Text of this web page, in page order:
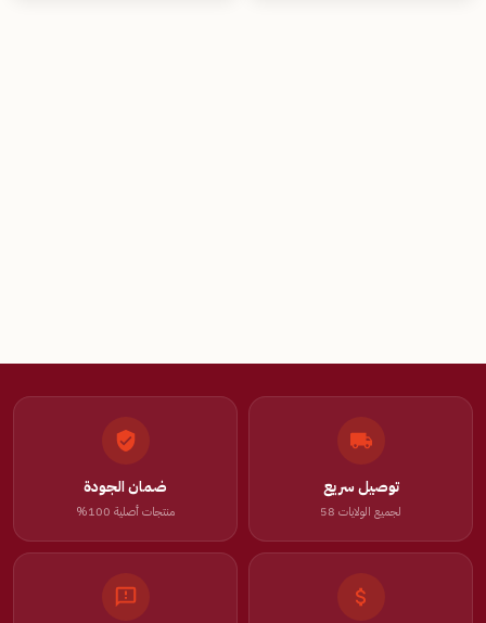
توصيل سريع
لجميع الولايات 58
ضمان الجودة
منتجات أصلية 100%